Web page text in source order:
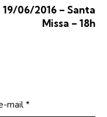
19/06/2016 – Santa
Missa – 18h